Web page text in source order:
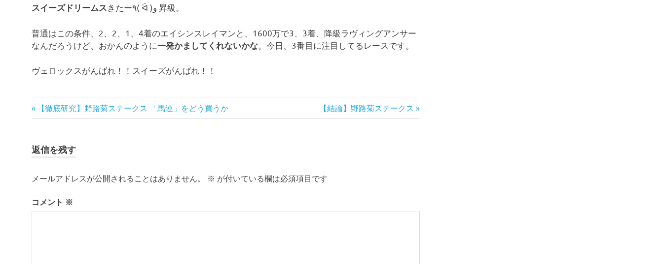
スイーズドリームス きたー٩( ᐛ )و 昇級。
普通はこの条件、2、2、1、4着のエイシンスレイマンと、1600万で3、3着、降級ラヴィングアンサー
なんだろうけど、おかんのように一発かましてくれないかな 。今日、3番目に注目してるレースです。
ヴェロックスがんばれ！！スイーズがんばれ！！
投
ナ
ゲ
ー
シ
前
の
事:
【徹底研究】野路菊ステークス 「馬連」をどう買うか
次
の
【結論】野路菊ステークス
返信を残す
メールアドレスが公開されることはありません。 ※ が付いている欄は必須項目です
コメント ※